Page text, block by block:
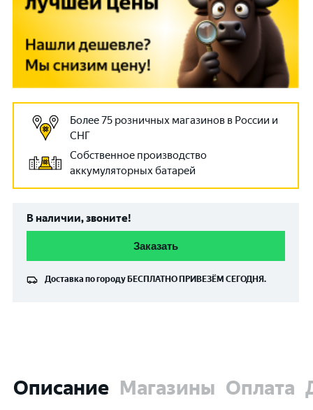
Более 75 розничных магазинов в России и
СНГ
Собственное производство
аккумуляторных батарей
В наличии, звоните!
Заказать
Доставка по городу БЕСПЛАТНО ПРИВЕЗЁМ СЕГОДНЯ.
Описание Магазины Оплата